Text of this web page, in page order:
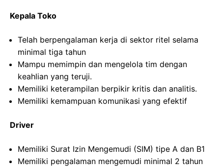
Kepala Toko
Telah berpengalaman kerja di sektor ritel selama
minimal tiga tahun
Mampu memimpin dan mengelola tim dengan
keahlian yang teruji.
Memiliki keterampilan berpikir kritis dan analitis.
Memiliki kemampuan komunikasi yang efektif
Driver
Memiliki Surat Izin Mengemudi (SIM) tipe A dan B1
Memiliki pengalaman mengemudi minimal 2 tahun